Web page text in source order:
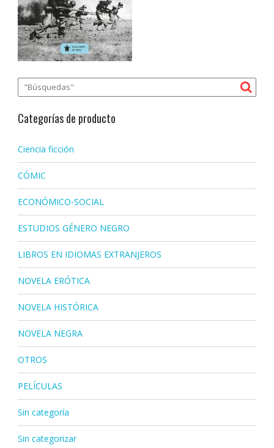
Categorías de producto
Ciencia ficción
CÓMIC
ECONÓMICO-SOCIAL
ESTUDIOS GÉNERO NEGRO
LIBROS EN IDIOMAS EXTRANJEROS
NOVELA ERÓTICA
NOVELA HISTÓRICA
NOVELA NEGRA
OTROS
PELÍCULAS
Sin categoría
Sin categorizar